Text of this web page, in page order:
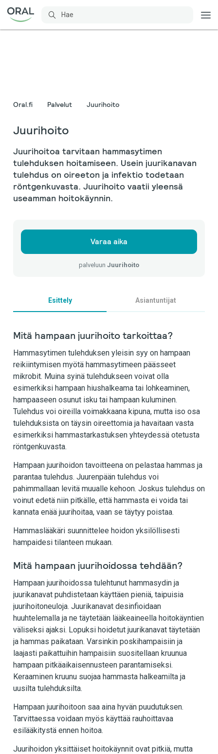
Oral.fi Palvelut Juurihoito
Juurihoito
Juurihoitoa tarvitaan hammasytimen
tulehduksen hoitamiseen. Usein juurikanavan
tulehdus on oireeton ja infektio todetaan
röntgenkuvasta. Juurihoito vaatii yleensä
useamman hoitokäynnin.
Varaa aika
palveluun Juurihoito
Esittely Asiantuntijat
Mitä hampaan juurihoito tarkoittaa?
Hammasytimen tulehduksen yleisin syy on hampaan
reikiintymisen myötä hammasytimeen päässeet
mikrobit. Muina syinä tulehdukseen voivat olla
esimerkiksi hampaan hiushalkeama tai lohkeaminen,
hampaaseen osunut isku tai hampaan kuluminen.
Tulehdus voi oireilla voimakkaana kipuna, mutta iso osa
tulehduksista on täysin oireettomia ja havaitaan vasta
esimerkiksi hammastarkastuksen yhteydessä otetusta
röntgenkuvasta.
Hampaan juurihoidon tavoitteena on pelastaa hammas ja
parantaa tulehdus. Juurenpään tulehdus voi
pahimmallaan levitä muualle kehoon. Joskus tulehdus on
voinut edetä niin pitkälle, että hammasta ei voida tai
kannata enää juurihoitaa, vaan se täytyy poistaa.
Hammaslääkäri suunnittelee hoidon yksilöllisesti
hampaidesi tilanteen mukaan.
Mitä hampaan juurihoidossa tehdään?
Hampaan juurihoidossa tulehtunut hammasydin ja
juurikanavat puhdistetaan käyttäen pieniä, taipuisia
juurihoitoneuloja. Juurikanavat desinfioidaan
huuhtelemalla ja ne täytetään lääkeaineella hoitokäyntien
väliseksi ajaksi. Lopuksi hoidetut juurikanavat täytetään
ja hammas paikataan. Varsinkin poskihampaisiin ja
laajasti paikattuihin hampaisiin suositellaan kruunua
hampaan pitkäaikaisennusteen parantamiseksi.
Keraaminen kruunu suojaa hammasta halkeamilta ja
uusilta tulehduksilta.
Hampaan juurihoitoon saa aina hyvän puudutuksen.
Tarvittaessa voidaan myös käyttää rauhoittavaa
esilääkitystä ennen hoitoa.
Juurihoidon yksittäiset hoitokäynnit ovat pitkiä, mutta